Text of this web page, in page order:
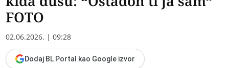
FOTO
02.06.2026. | 09:28
Dodaj BL Portal kao Google izvor